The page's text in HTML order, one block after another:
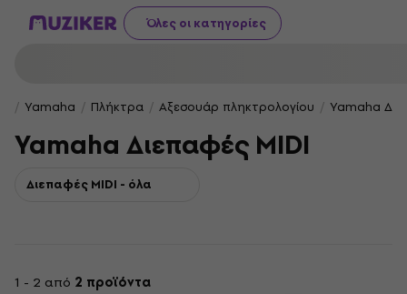
Όλες οι κατηγορίες
Yamaha Πλήκτρα Αξεσουάρ πληκτρολογίου Yamaha
Yamaha Διεπαφές MIDI
Διεπαφές MIDI - όλα
1 - 2 από 2 προϊόντα